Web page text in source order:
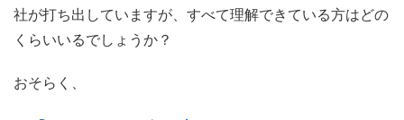
社が打ち出していますが、すべて理解できている方はどの
くらいいるでしょうか？
おそらく、